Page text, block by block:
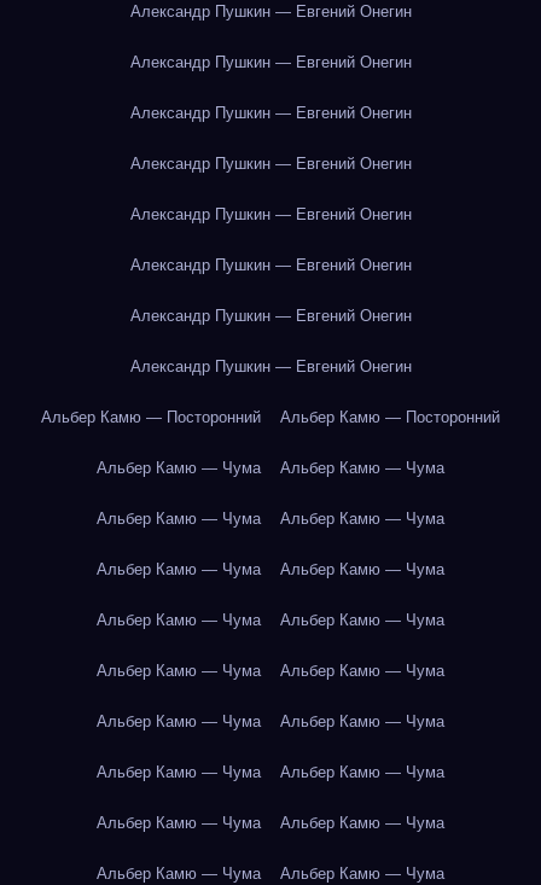
Александр Пушкин — Евгений Онегин
Александр Пушкин — Евгений Онегин
Александр Пушкин — Евгений Онегин
Александр Пушкин — Евгений Онегин
Александр Пушкин — Евгений Онегин
Александр Пушкин — Евгений Онегин
Александр Пушкин — Евгений Онегин
Александр Пушкин — Евгений Онегин
Альбер Камю — Посторонний Альбер Камю — Посторонний
Альбер Камю — Чума Альбер Камю — Чума
Альбер Камю — Чума Альбер Камю — Чума
Альбер Камю — Чума Альбер Камю — Чума
Альбер Камю — Чума Альбер Камю — Чума
Альбер Камю — Чума Альбер Камю — Чума
Альбер Камю — Чума Альбер Камю — Чума
Альбер Камю — Чума Альбер Камю — Чума
Альбер Камю — Чума Альбер Камю — Чума
Альбер Камю — Чума Альбер Камю — Чума